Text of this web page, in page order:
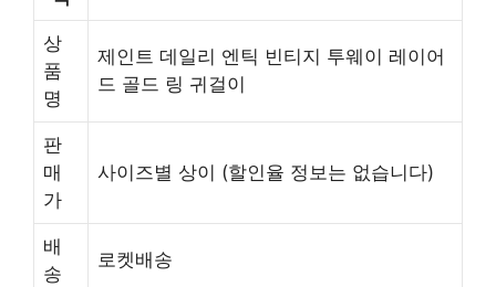
상
품
명
제인트 데일리 엔틱 빈티지 투웨이 레이어
드 골드 링 귀걸이
판
매
가
사이즈별 상이 (할인율 정보는 없습니다)
배
송
로켓배송